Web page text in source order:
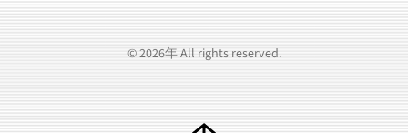
©2026年All rights reserved.